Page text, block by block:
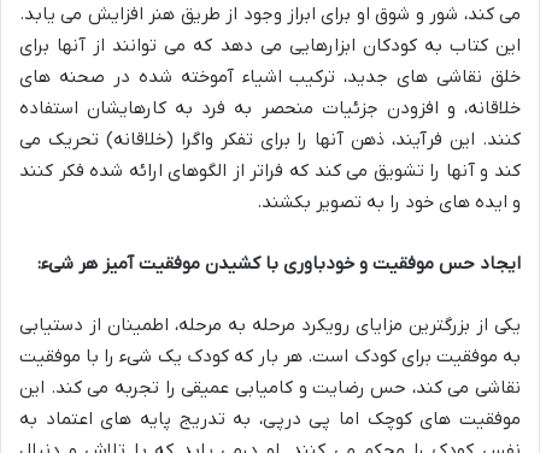
می کند، شور و شوق او برای ابراز وجود از طریق هنر افزایش می یابد.
این کتاب به کودکان ابزارهایی می دهد که می توانند از آنها برای
خلق نقاشی های جدید، ترکیب اشیاء آموخته شده در صحنه های
خلاقانه، و افزودن جزئیات منحصر به فرد به کارهایشان استفاده
کنند. این فرآیند، ذهن آنها را برای تفکر واگرا (خلاقانه) تحریک می
کند و آنها را تشویق می کند که فراتر از الگوهای ارائه شده فکر کنند
و ایده های خود را به تصویر بکشند.
ایجاد حس موفقیت و خودباوری با کشیدن موفقیت آمیز هر شیء:
یکی از بزرگترین مزایای رویکرد مرحله به مرحله، اطمینان از دستیابی
به موفقیت برای کودک است. هر بار که کودک یک شیء را با موفقیت
نقاشی می کند، حس رضایت و کامیابی عمیقی را تجربه می کند. این
موفقیت های کوچک اما پی درپی، به تدریج پایه های اعتماد به